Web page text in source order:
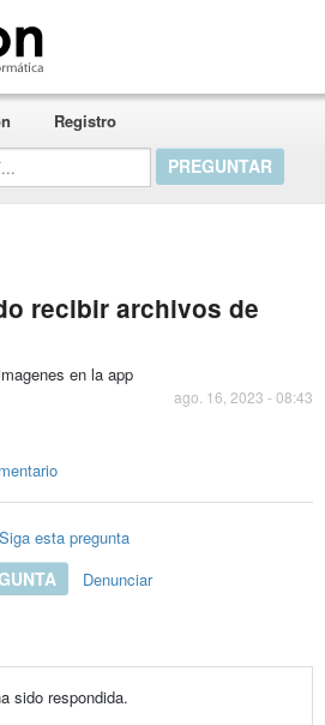
Registro
recibir archivos de
en la app
ago. 16, 2023 - 08:43
Siga esta pregunta
Denunciar
sido respondida.